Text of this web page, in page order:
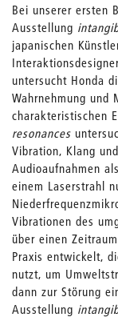
Bei unserer ersten
Ausstellung
japanischen
untersucht Honda
Wahrnehmung und
charakteristischen
resonances
Vibration, Klang
Audioaufnahmen
einem Laserstrahl
Vibrationen des
über einen
Praxis entwickelt,
nutzt, um
dann zur Störung
Ausstellung